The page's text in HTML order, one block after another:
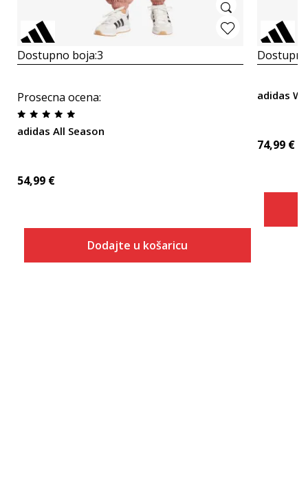
Dostupno boja:3
Prosecna ocena:
adidas All Season
54,99 €
Dodajte u košaricu
adidas W
74,99 €